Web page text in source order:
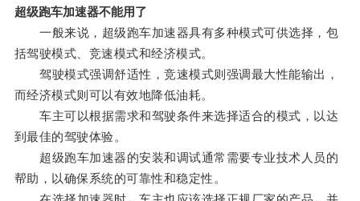
超级跑车加速器不能用了
一般来说，超级跑车加速器具有多种模式可供选择，包
括驾驶模式、竞速模式和经济模式。
驾驶模式强调舒适性，竞速模式则强调最大性能输出，
而经济模式则可以有效地降低油耗。
车主可以根据需求和驾驶条件来选择适合的模式，以达
到最佳的驾驶体验。
超级跑车加速器的安装和调试通常需要专业技术人员的
帮助，以确保系统的可靠性和稳定性。